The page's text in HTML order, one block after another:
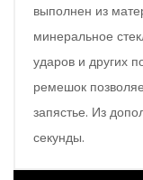
выполнен из
минеральное
ударов и других
ремешок
запястье. Из
секунды.